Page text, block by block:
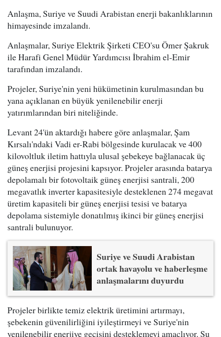
Anlaşma, Suriye ve Suudi Arabistan enerji bakanlıklarının
himayesinde imzalandı.
Anlaşmalar, Suriye Elektrik Şirketi CEO'su Ömer Şakruk
ile Harafi Genel Müdür Yardımcısı İbrahim el-Emir
tarafından imzalandı.
Projeler, Suriye'nin yeni hükümetinin kurulmasından bu
yana açıklanan en büyük yenilenebilir enerji
yatırımlarından biri niteliğinde.
Levant 24'ün aktardığı habere göre anlaşmalar, Şam
Kırsalı'ndaki Vadi er-Rabi bölgesinde kurulacak ve 400
kilovoltluk iletim hattıyla ulusal şebekeye bağlanacak üç
güneş enerjisi projesini kapsıyor. Projeler arasında batarya
depolamalı bir fotovoltaik güneş enerjisi santrali, 200
megavatlık inverter kapasitesiyle desteklenen 274 megavat
üretim kapasiteli bir güneş enerjisi tesisi ve batarya
depolama sistemiyle donatılmış ikinci bir güneş enerjisi
santrali bulunuyor.
Suriye ve Suudi Arabistan
ortak havayolu ve haberleşme
anlaşmalarını duyurdu
Projeler birlikte temiz elektrik üretimini artırmayı,
şebekenin güvenilirliğini iyileştirmeyi ve Suriye'nin
yenilenebilir enerjiye geçişini desteklemeyi amaçlıyor. Su